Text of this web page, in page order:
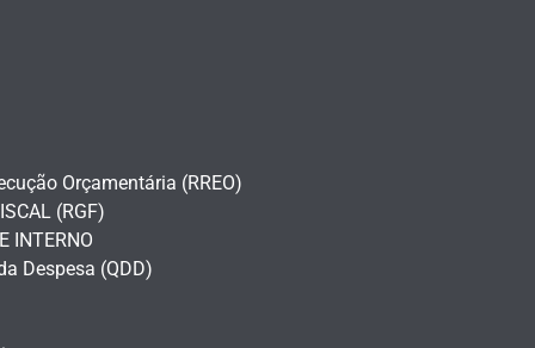
Orçamentária (RREO)
(RGF)
INTERNO
Despesa (QDD)